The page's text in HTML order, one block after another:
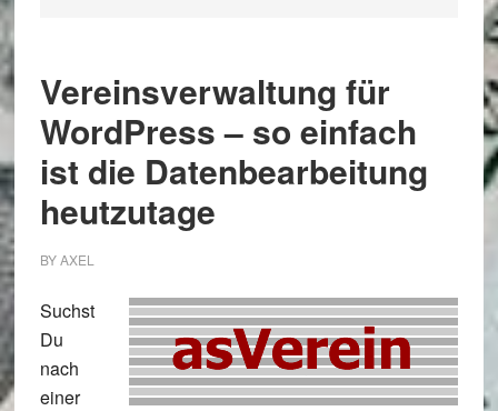
Vereinsverwaltung für
WordPress – so einfach
ist die Datenbearbeitung
heutzutage
BYAXEL
Suchst
Du
nach
einer